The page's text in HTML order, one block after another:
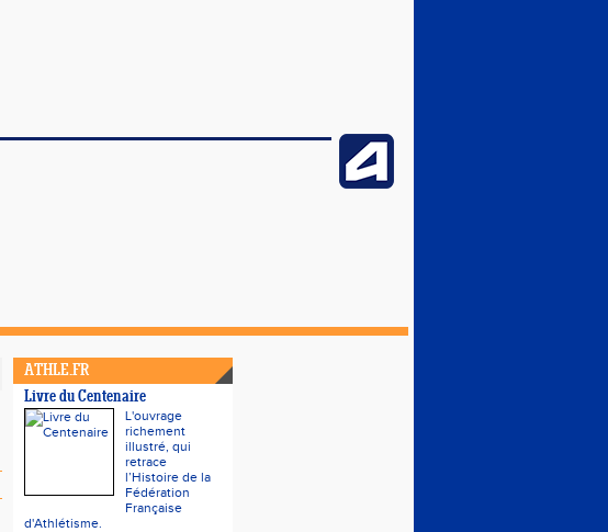
ATHLE.FR
Livre du Centenaire
L'ouvrage
richement
illustré, qui
retrace
l’Histoire de la
Fédération
Française
d'Athlétisme.